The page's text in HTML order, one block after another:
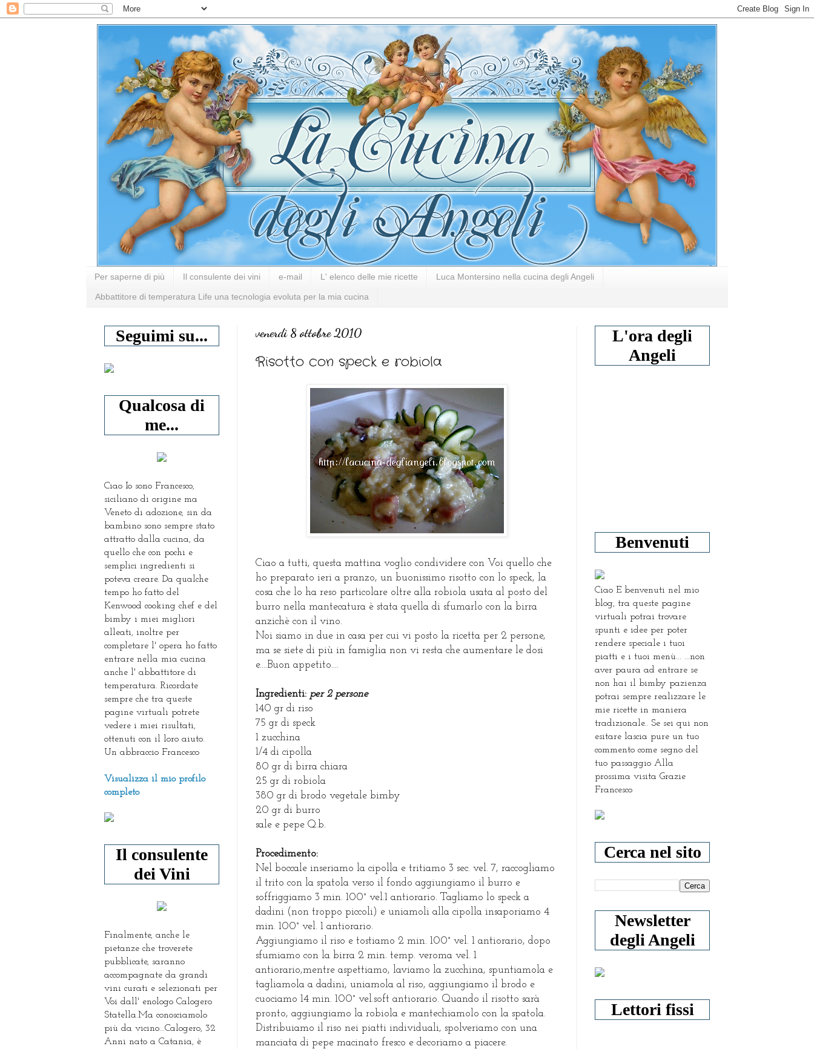
Per saperne di più Il consulente dei vini e-mail L' elenco delle mie ricette Luca Montersino nella cucina degli Angeli
Abbattitore di temperatura Life una tecnologia evoluta per la mia cucina
venerdì 8 ottobre 2010
Risotto con speck e robiola
Ciao a tutti, questa mattina voglio condividere con Voi quello che
ho preparato ieri a pranzo, un buonissimo risotto con lo speck, la
cosa che lo ha reso particolare oltre alla robiola usata al posto del
burro nella mantecatura è stata quella di sfumarlo con la birra
anzichè con il vino.
Noi siamo in due in casa per cui vi posto la ricetta per 2 persone,
ma se siete di più in famiglia non vi resta che aumentare le dosi
e....Buon appetito....
Ingredienti: per 2 persone
140 gr di riso
75 gr di speck
1 zucchina
1/4 di cipolla
80 gr di birra chiara
25 gr di robiola
380 gr di brodo vegetale bimby
20 gr di burro
sale e pepe Q.b.
Procedimento:
Nel boccale inseriamo la cipolla e tritiamo 3 sec. vel. 7, raccogliamo
il trito con la spatola verso il fondo aggiungiamo il burro e
soffriggiamo 3 min. 100° vel.1 antiorario. Tagliamo lo speck a
dadini (non troppo piccoli) e uniamoli alla cipolla insaporiamo 4
min. 100° vel. 1 antiorario.
Aggiungiamo il riso e tostiamo 2 min. 100° vel. 1 antiorario, dopo
sfumiamo con la birra 2 min. temp. veroma vel. 1
antiorario,mentre aspettiamo, laviamo la zucchina, spuntiamola e
tagliamola a dadini, uniamola al riso, aggiungiamo il brodo e
cuociamo 14 min. 100° vel.soft antiorario. Quando il risotto sarà
pronto, aggiungiamo la robiola e mantechiamolo con la spatola.
Distribuiamo il riso nei piatti individuali, spolveriamo con una
manciata di pepe macinato fresco e decoriamo a piacere.
Seguimi su...
Qualcosa di
me...
Ciao Io sono Francesco,
siciliano di origine ma
Veneto di adozione, sin da
bambino sono sempre stato
attratto dalla cucina, da
quello che con pochi e
semplici ingredienti si
poteva creare. Da qualche
tempo ho fatto del
Kenwood cooking chef e del
bimby i miei migliori
alleati, inoltre per
completare l' opera ho fatto
entrare nella mia cucina
anche l' abbattitore di
temperatura. Ricordate
sempre che tra queste
pagine virtuali potrete
vedere i miei risultati,
ottenuti con il loro aiuto.
Un abbraccio Francesco
Visualizza il mio profilo
completo
Il consulente
dei Vini
Finalmente, anche le
pietanze che troverete
pubblicate, saranno
accompagnate da grandi
vini curati e selezionati per
Voi dall' enologo Calogero
Statella.Ma conosciamolo
più da vicino...Calogero, 32
Anni nato a Catania, è
L'ora degli
Angeli
Benvenuti
Ciao E benvenuti nel mio
blog, tra queste pagine
virtuali potrai trovare
spunti e idee per poter
rendere speciale i tuoi
piatti e i tuoi menù... ...non
aver paura ad entrare se
non hai il bimby pazienza
potrai sempre realizzare le
mie ricette in maniera
tradizionale.. Se sei qui non
esitare lascia pure un tuo
commento come segno del
tuo passaggio Alla
prossima visita Grazie
Francesco
Cerca nel sito
Newsletter
degli Angeli
Lettori fissi